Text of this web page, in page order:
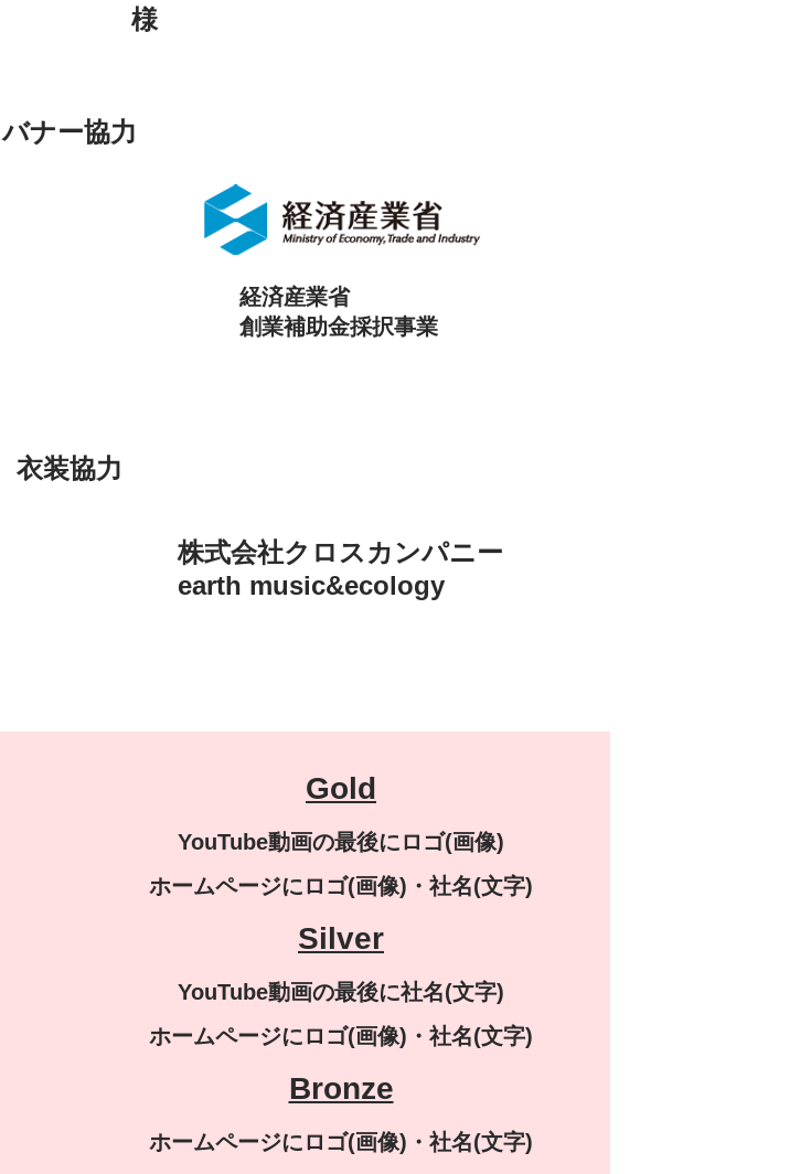
様
バナー協力
経済産業省
創業補助金採択事業
衣装協力
株式会社クロスカンパニー
earth music&ecology
Gold
YouTube動画の最後にロゴ(画像)
ホームページにロゴ(画像)・社名(文字)
Silver
YouTube動画の最後に社名(文字)
ホームページにロゴ(画像)・社名(文字)
Bronze
ホームページにロゴ(画像)・社名(文字)